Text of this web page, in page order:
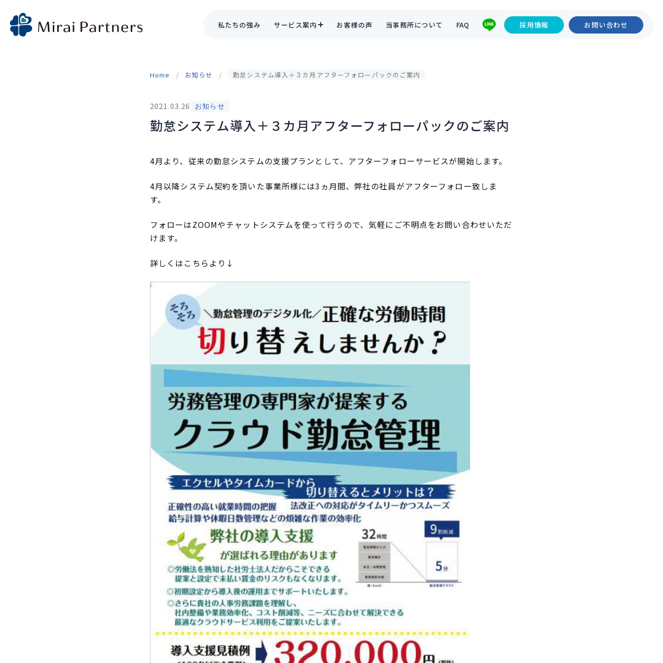
私たちの強み サービス案内 お客様の声 当事務所について FAQ 採用情報 お問い合わせ
Home お知らせ 勤怠システム導入＋３カ月アフターフォローパックのご案内
2021.03.26 お知らせ
勤怠システム導入＋３カ月アフターフォローパックのご案内
4月より、従来の勤怠システムの支援プランとして、アフターフォローサービスが開始します。
4月以降システム契約を頂いた事業所様には3ヵ月間、弊社の社員がアフターフォロー致しま
す。
フォローはZOOMやチャットシステムを使って行うので、気軽にご不明点をお問い合わせいただ
けます。
詳しくはこちらより↓